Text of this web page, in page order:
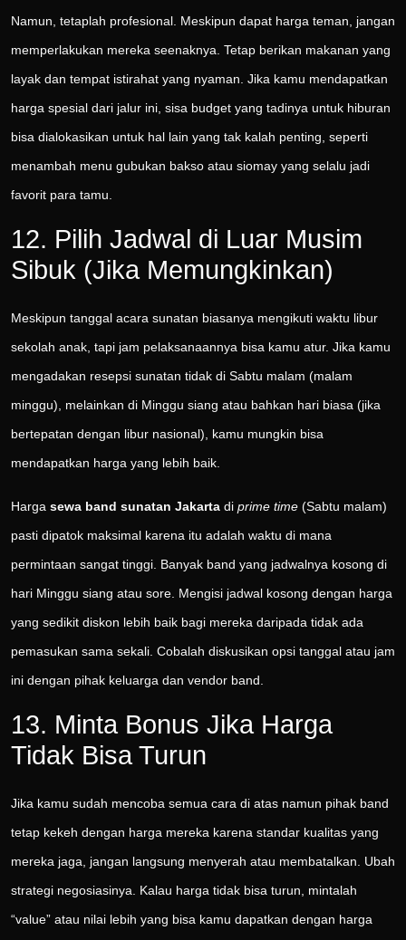
Namun, tetaplah profesional. Meskipun dapat harga teman, jangan
memperlakukan mereka seenaknya. Tetap berikan makanan yang
layak dan tempat istirahat yang nyaman. Jika kamu mendapatkan
harga spesial dari jalur ini, sisa budget yang tadinya untuk hiburan
bisa dialokasikan untuk hal lain yang tak kalah penting, seperti
menambah menu gubukan bakso atau siomay yang selalu jadi
favorit para tamu.
12. Pilih Jadwal di Luar Musim
Sibuk (Jika Memungkinkan)
Meskipun tanggal acara sunatan biasanya mengikuti waktu libur
sekolah anak, tapi jam pelaksanaannya bisa kamu atur. Jika kamu
mengadakan resepsi sunatan tidak di Sabtu malam (malam
minggu), melainkan di Minggu siang atau bahkan hari biasa (jika
bertepatan dengan libur nasional), kamu mungkin bisa
mendapatkan harga yang lebih baik.
Harga sewa band sunatan Jakarta di prime time (Sabtu malam)
pasti dipatok maksimal karena itu adalah waktu di mana
permintaan sangat tinggi. Banyak band yang jadwalnya kosong di
hari Minggu siang atau sore. Mengisi jadwal kosong dengan harga
yang sedikit diskon lebih baik bagi mereka daripada tidak ada
pemasukan sama sekali. Cobalah diskusikan opsi tanggal atau jam
ini dengan pihak keluarga dan vendor band.
13. Minta Bonus Jika Harga
Tidak Bisa Turun
Jika kamu sudah mencoba semua cara di atas namun pihak band
tetap kekeh dengan harga mereka karena standar kualitas yang
mereka jaga, jangan langsung menyerah atau membatalkan. Ubah
strategi negosiasinya. Kalau harga tidak bisa turun, mintalah
“value” atau nilai lebih yang bisa kamu dapatkan dengan harga